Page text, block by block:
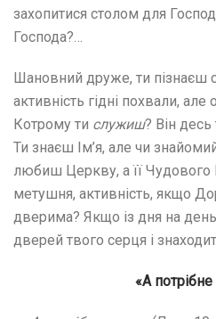
захопитися столом для
Господа?…
Шановний друже, ти пізнаєш
активність гідні похвали,
Котрому ти служиш? Він
Ти знаєш Ім’я, але чи
любиш Церкву, а її Чудового
метушня, активність, якщо
дверима? Якщо із дня на
дверей твого серця і
«А